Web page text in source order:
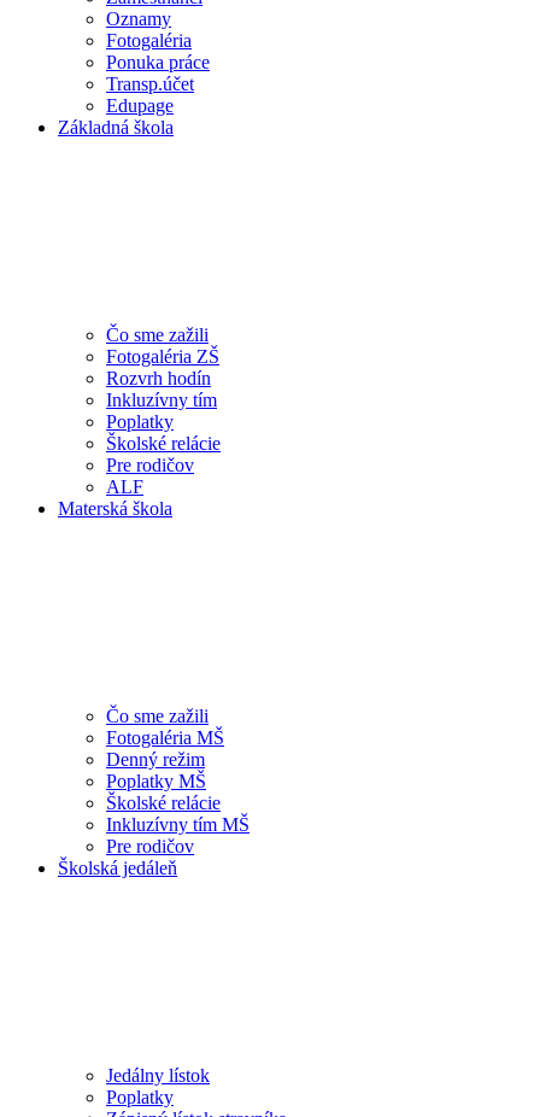
Oznamy
Fotogaléria
Ponuka práce
Transp.účet
Edupage
Základná škola
Čo sme zažili
Fotogaléria ZŠ
Rozvrh hodín
Inkluzívny tím
Poplatky
Školské relácie
Pre rodičov
ALF
Materská škola
Čo sme zažili
Fotogaléria MŠ
Denný režim
Poplatky MŠ
Školské relácie
Inkluzívny tím MŠ
Pre rodičov
Školská jedáleň
Jedálny lístok
Poplatky